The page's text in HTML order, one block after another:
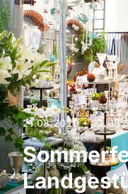
21.08.2026 –